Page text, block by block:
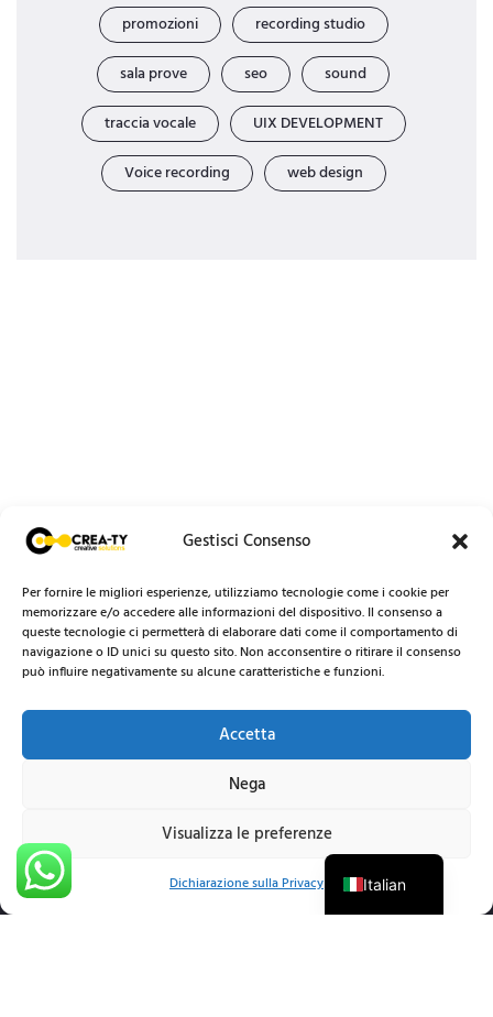
Gestisci Consenso
Per fornire le migliori esperienze, utilizziamo tecnologie come i cookie per
memorizzare e/o accedere alle informazioni del dispositivo. Il consenso a
queste tecnologie ci permetterà di elaborare dati come il comportamento di
navigazione o ID unici su questo sito. Non acconsentire o ritirare il consenso
può influire negativamente su alcune caratteristiche e funzioni.
Accetta
Nega
Visualizza le preferenze
Dichiarazione sulla Privacy
promozioni
recording studio
sala prove
seo
sound
traccia vocale
UIX DEVELOPMENT
Voice recording
web design
Italian